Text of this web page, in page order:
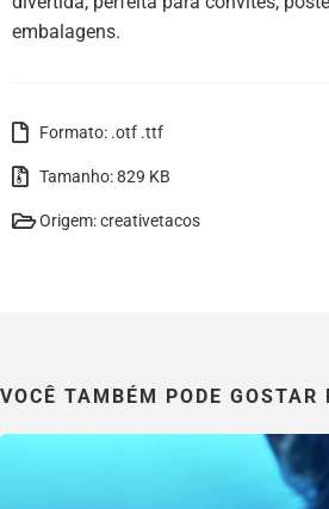
embalagens.
Formato: .otf .ttf
Tamanho: 829 KB
Origem: creativetacos
VOCÊ TAMBÉM PODE GOSTAR